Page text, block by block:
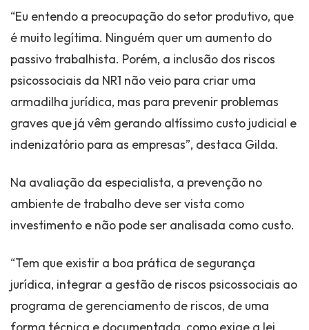
“Eu entendo a preocupação do setor produtivo, que
é muito legítima. Ninguém quer um aumento do
passivo trabalhista. Porém, a inclusão dos riscos
psicossociais da NR1 não veio para criar uma
armadilha jurídica, mas para prevenir problemas
graves que já vêm gerando altíssimo custo judicial e
indenizatório para as empresas”, destaca Gilda.
Na avaliação da especialista, a prevenção no
ambiente de trabalho deve ser vista como
investimento e não pode ser analisada como custo.
“Tem que existir a boa prática de segurança
jurídica, integrar a gestão de riscos psicossociais ao
programa de gerenciamento de riscos, de uma